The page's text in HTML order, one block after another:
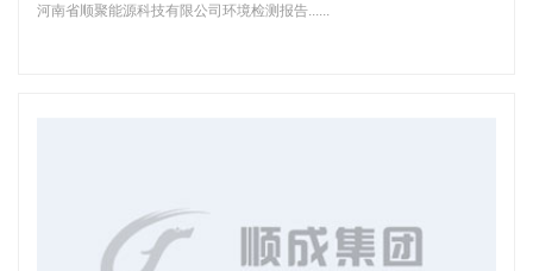
河南省顺聚能源科技有限公司环境检测报告......